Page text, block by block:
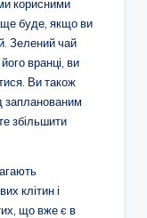
корисними
буде, якщо ви
Зелений чай
вранці, ви
Ви також
запланованим
збільшити
клітин і
що вже є в